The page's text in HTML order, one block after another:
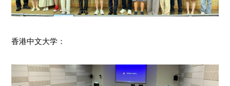
香港中文大学：